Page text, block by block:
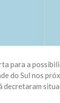
para a
do Sul nos